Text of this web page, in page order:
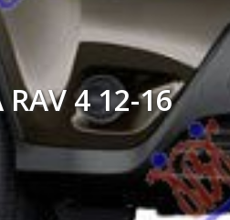
RAV 4 12-16